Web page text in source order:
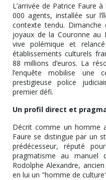
L’arrivée de Patrice Faure
000 agents, installée sur
contexte tendu.
joyaux de la Couronne au
vive polémique et
établissements culturels
88 millions d’euros. La
l’enquête mobilise une
prestigieuse police
premier défi.
Un profil direct et
Décrit comme un homme
Faure se distingue par un
prédécesseur, réputé
pragmatisme au manuel
Rodolphe Alexandre,
en lui un "homme de